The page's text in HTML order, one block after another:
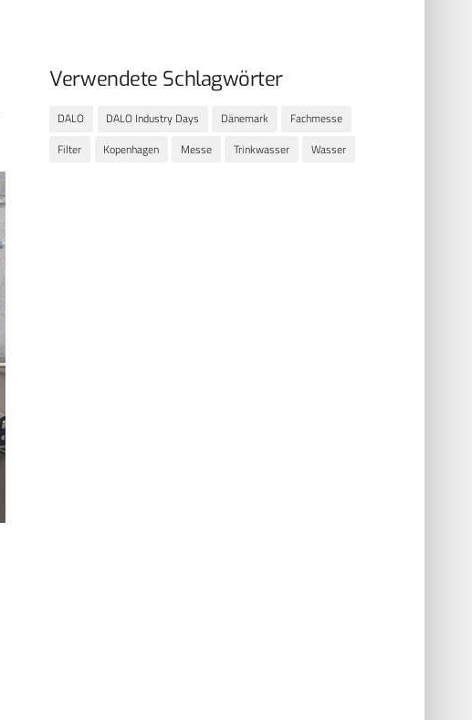
Verwendete Schlagwörter
DALO DALO Industry Days Dänemark
Fachmesse
Filter
Kopenhagen Messe Trinkwasser Wasser